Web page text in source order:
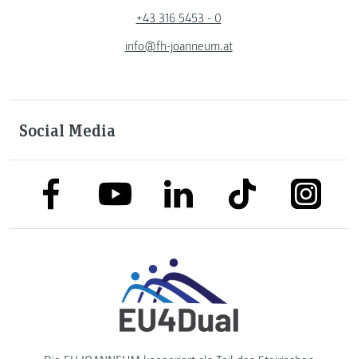
+43 316 5453 - 0
info@fh-joanneum.at
Social Media
link to facebooklink to youtubelink to linkedinlink to tiktok